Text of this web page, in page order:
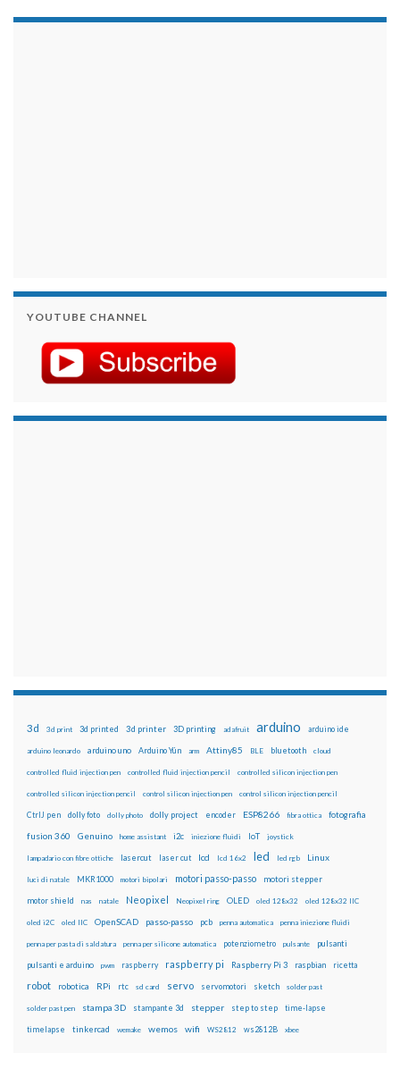
YOUTUBE CHANNEL
3d 3d print 3d printed 3d printer 3D printing adafruit arduino arduino ide
arduino leonardo arduino uno Arduino Yún arm Attiny85 BLE bluetooth cloud
controlled fluid injection pen controlled fluid injection pencil controlled silicon injection pen
controlled silicon injection pencil control silicon injection pen control silicon injection pencil
CtrlJ pen dolly foto dolly photo dolly project encoder ESP8266 fibra ottica fotografia
fusion 360 Genuino home assistant i2c iniezione fluidi IoT joystick
lampadario con fibre ottiche lasercut laser cut lcd lcd 16x2 led led rgb Linux
luci di natale MKR1000 motori bipolari motori passo-passo motori stepper
motor shield nas natale Neopixel Neopixel ring OLED oled 128x32 oled 128x32 IIC
oled i2C oled IIC OpenSCAD passo-passo pcb penna automatica penna iniezione fluidi
penna per pasta di saldatura penna per silicone automatica potenziometro pulsante pulsanti
pulsanti e arduino pwm raspberry raspberry pi Raspberry Pi 3 raspbian ricetta
robot robotica RPi rtc sd card servo servomotori sketch solder past
solder past pen stampa 3D stampante 3d stepper step to step time-lapse
timelapse tinkercad wemake wemos wifi WS2812 ws2812B xbee